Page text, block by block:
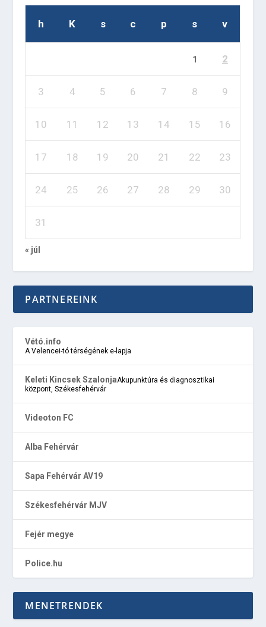
h K s c p s v
1 2
3 4 5 6 7 8 9
10 11 12 13 14 15 16
17 18 19 20 21 22 23
24 25 26 27 28 29 30
31
« júl
PARTNEREINK
Vétó.info
A Velencei-tó térségének e-lapja
Keleti Kincsek SzalonjaAkupunktúra és diagnosztikai
központ, Székesfehérvár
Videoton FC
Alba Fehérvár
Sapa Fehérvár AV19
Székesfehérvár MJV
Fejér megye
Police.hu
MENETRENDEK